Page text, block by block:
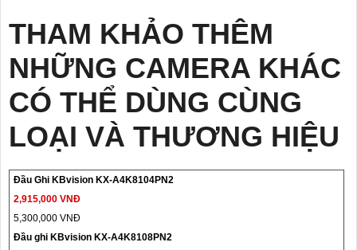
THAM KHẢO THÊM
NHỮNG CAMERA KHÁC
CÓ THỂ DÙNG CÙNG
LOẠI VÀ THƯƠNG HIỆU
Đầu Ghi KBvision KX-A4K8104PN2
2,915,000 VNĐ
5,300,000 VNĐ
Đầu ghi KBvision KX-A4K8108PN2